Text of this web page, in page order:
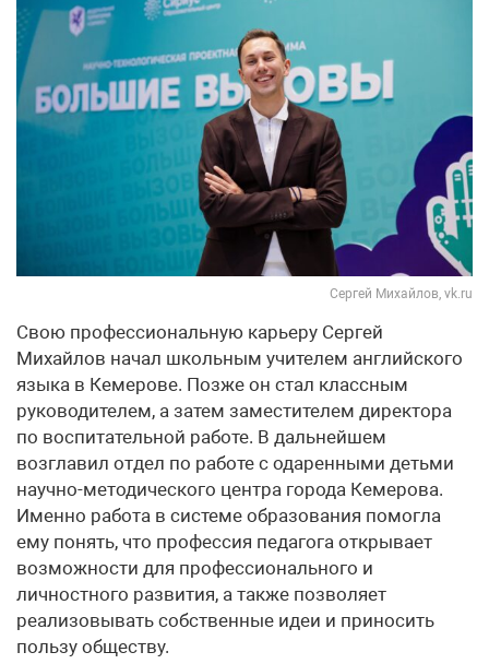
Сергей Михайлов, vk.ru
Свою профессиональную карьеру Сергей
Михайлов начал школьным учителем английского
языка в Кемерове. Позже он стал классным
руководителем, а затем заместителем директора
по воспитательной работе. В дальнейшем
возглавил отдел по работе с одаренными детьми
научно-методического центра города Кемерова.
Именно работа в системе образования помогла
ему понять, что профессия педагога открывает
возможности для профессионального и
личностного развития, а также позволяет
реализовывать собственные идеи и приносить
пользу обществу.